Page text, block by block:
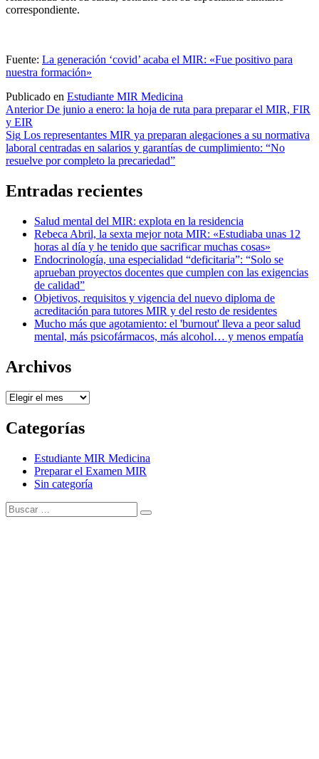
correspondiente.
Fuente: La generación ‘covid’ acaba el MIR: «Fue positivo para
nuestra formación»
Publicado en Estudiante MIR Medicina
Navegación
de
entradas
Anterior De junio a enero: la hoja de ruta para preparar el MIR, FIR
y EIR
Sig Los representantes MIR ya preparan alegaciones a su normativa
laboral centradas en salarios y garantías de cumplimiento: “No
resuelve por completo la precariedad”
Entradas recientes
Salud mental del MIR: explota en la residencia
Rebeca Abril, la sexta mejor nota MIR: «Estudiaba unas 12
horas al día y he tenido que sacrificar muchas cosas»
Endocrinología, una especialidad “deficitaria”: “Solo se
aprueban proyectos docentes que cumplen con las exigencias
de calidad”
Objetivos, requisitos y vigencia del nuevo diploma de
acreditación para tutores MIR y del resto de residentes
Mucho más que agotamiento: el 'burnout' lleva a peor salud
mental, más psicofármacos, más alcohol… y menos empatía
Archivos
Archivos
Categorías
Estudiante MIR Medicina
Preparar el Examen MIR
Sin categoría
Buscar:
Buscar